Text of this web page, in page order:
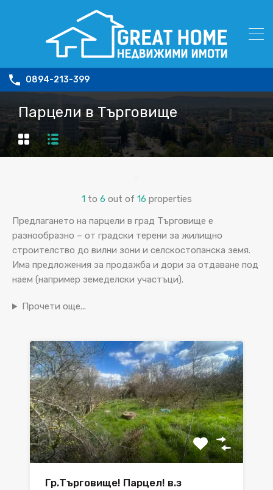
0894-213-399
Парцели в Търговище
1 to 6 out of 16 properties
Предлагането на парцели в град Търговище е
разнообразно – от градски терени за жилищно
строителство до вилни зони и селскостопанска земя.
Има предложения за продажба и дори за отдаване под
наем (например земеделски участъци).
Прочети още...
Гр.Търговище! Парцел! в.з